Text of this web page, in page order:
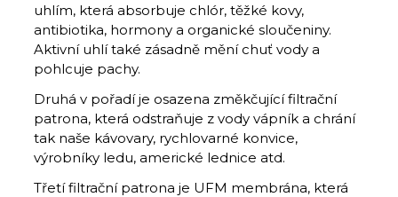
uhlím, která absorbuje chlór, těžké kovy,
antibiotika, hormony a organické sloučeniny.
Aktivní uhlí také zásadně mění chuť vody a
pohlcuje pachy.
Druhá v pořadí je osazena změkčující filtrační
patrona, která odstraňuje z vody vápník a chrání
tak naše kávovary, rychlovarné konvice,
výrobníky ledu, americké lednice atd.
Třetí filtrační patrona je UFM membrána, která